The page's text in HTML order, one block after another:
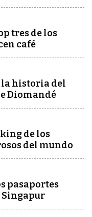
tres de los
café
la historia del
Diomandé
de los
del mundo
pasaportes
Singapur